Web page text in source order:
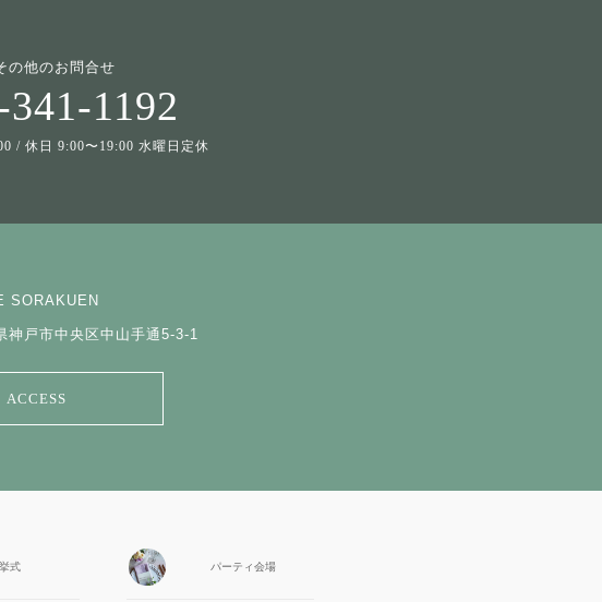
の他のお問合せ
341-1192
/ 休日 9:00〜19:00 水曜日定休
SORAKUEN
神戸市中央区中山手通5-3-1
ACCESS
挙式 パーティ会場